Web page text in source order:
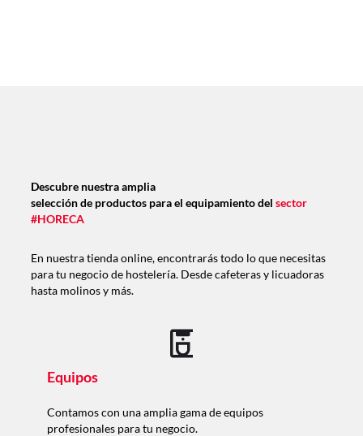
Descubre nuestra amplia
selección de productos para el equipamiento del sector
#HORECA
En nuestra tienda online, encontrarás todo lo que necesitas
para tu negocio de hostelería. Desde cafeteras y licuadoras
hasta molinos y más.
Equipos
Contamos con una amplia gama de equipos
profesionales para tu negocio.